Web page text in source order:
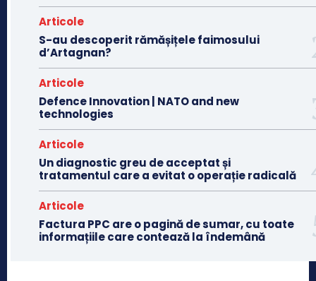
Articole
S-au descoperit rămășițele faimosului
d’Artagnan?
Articole
Defence Innovation | NATO and new
technologies
Articole
Un diagnostic greu de acceptat și
tratamentul care a evitat o operație radicală
Articole
Factura PPC are o pagină de sumar, cu toate
informațiile care contează la îndemână